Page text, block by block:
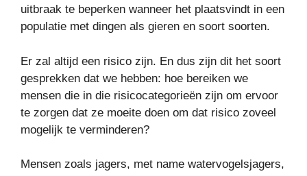
uitbraak te beperken wanneer het plaatsvindt in een
populatie met dingen als gieren en soort soorten.
Er zal altijd een risico zijn. En dus zijn dit het soort
gesprekken dat we hebben: hoe bereiken we
mensen die in die risicocategorieën zijn om ervoor
te zorgen dat ze moeite doen om dat risico zoveel
mogelijk te verminderen?
Mensen zoals jagers, met name watervogelsjagers,